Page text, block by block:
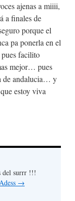
ajenas a miiii,
a finales de
porque el
pa ponerla en el
facilito
mejor… pues
de andalucia… y
estoy viva
del surrr !!!
→